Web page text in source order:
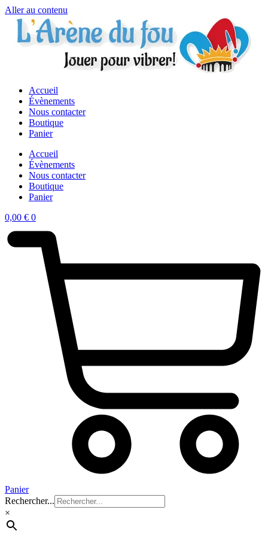
Aller au contenu
Accueil
Évènements
Nous contacter
Boutique
Panier
Accueil
Évènements
Nous contacter
Boutique
Panier
0,00 € 0
Panier
Rechercher...
×